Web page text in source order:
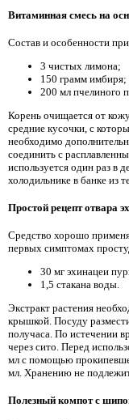
Витаминная смесь на
Состав и особенности
3 чистых лимона;
150 грамм имбиря;
200 мл пчелиного
Корень очищается от
средние кусочки, с
необходимо
соединить с
используется один раз в
холодильнике в банке из
Простой рецепт отвара
Средство хорошо
первых симптомах
30 мг эхинацеи
1,5 стакана воды.
Экстракт растения
крышкой. Посуду
получаса. По истечении
через сито. Перед
мл с помощью
мл. Хранению не
Полезный компот с